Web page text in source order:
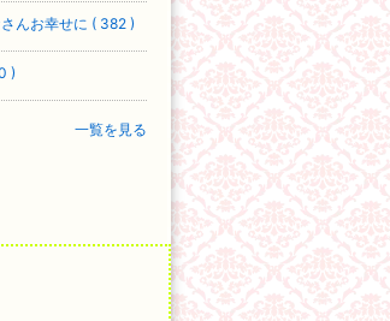
んお幸せに ( 382 )
)
一覧を見る